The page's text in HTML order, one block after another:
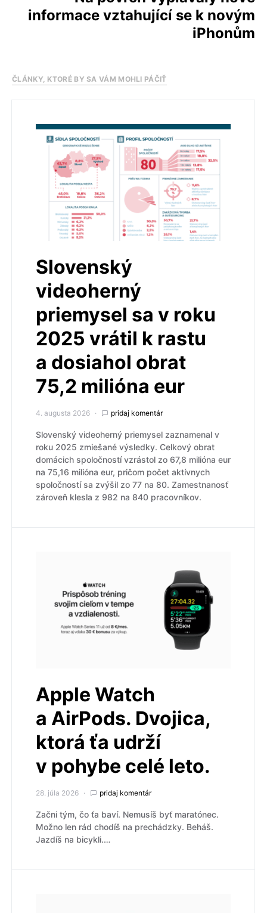
informace vztahující se k novým
iPhonům
ČLÁNKY, KTORÉ BY SA VÁM MOHLI PÁČIŤ
Slovenský
videoherný
priemysel sa v roku
2025 vrátil k rastu
a dosiahol obrat
75,2 milióna eur
4. augusta 2026 pridaj komentár
Slovenský videoherný priemysel zaznamenal v
roku 2025 zmiešané výsledky. Celkový obrat
domácich spoločností vzrástol zo 67,8 milióna eur
na 75,16 milióna eur, pričom počet aktívnych
spoločností sa zvýšil zo 77 na 80. Zamestnanosť
zároveň klesla z 982 na 840 pracovníkov.
Apple Watch
a AirPods. Dvojica,
ktorá ťa udrží
v pohybe celé leto.
28. júla 2026 pridaj komentár
Začni tým, čo ťa baví. Nemusíš byť maratónec.
Možno len rád chodíš na prechádzky. Beháš.
Jazdíš na bicykli.…